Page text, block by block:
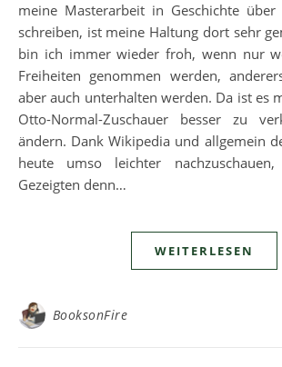
meine Masterarbeit in Geschichte über
schreiben, ist meine Haltung dort sehr
bin ich immer wieder froh, wenn nur
Freiheiten genommen werden,
aber auch unterhalten werden. Da ist es
Otto-Normal-Zuschauer besser zu
ändern. Dank Wikipedia und allgemein
heute umso leichter
Gezeigten denn…
WEITERLESEN
BooksonFire